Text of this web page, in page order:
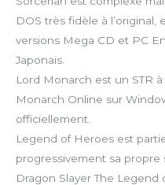
DOS très fidèle à l’original,
versions Mega CD et PC
Japonais.
Lord Monarch est un STR
Monarch Online sur
officiellement.
Legend of Heroes est
progressivement sa propre
Dragon Slayer The Legend